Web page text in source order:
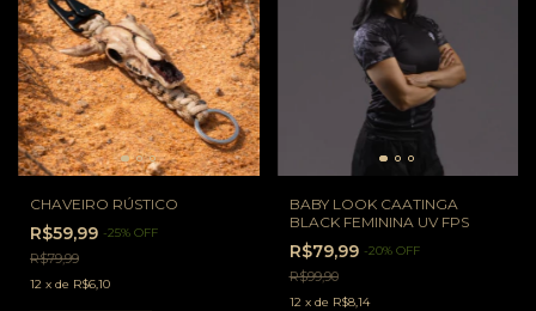
CHAVEIRO RÚSTICO
R$59,99 -25% OFF
R$79,99
12 x de R$6,10
BABY LOOK CAATINGA
BLACK FEMININA UV FPS
R$79,99 -20% OFF
R$99,90
12 x de R$8,14